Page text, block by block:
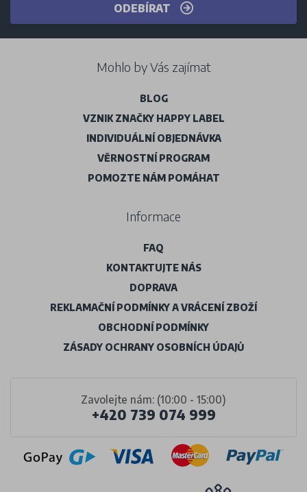
ODEBÍRAT
Zavolejte nám: (10:00 - 15:00)
+420 739 074 999
Mohlo by Vás zajímat
BLOG
VZNIK ZNAČKY HAPPY LABEL
INDIVIDUÁLNÍ OBJEDNÁVKA
VĚRNOSTNÍ PROGRAM
POMOZTE NÁM POMÁHAT
Informace
FAQ
KONTAKTUJTE NÁS
DOPRAVA
REKLAMAČNÍ PODMÍNKY A VRÁCENÍ ZBOŽÍ
OBCHODNÍ PODMÍNKY
ZÁSADY OCHRANY OSOBNÍCH ÚDAJŮ